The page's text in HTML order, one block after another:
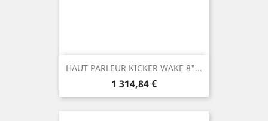
HAUT PARLEUR KICKER WAKE 8"...
Prix
1 314,84 €